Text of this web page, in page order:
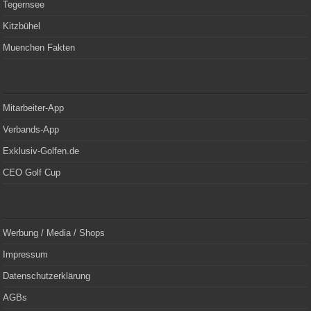
Tegernsee
Kitzbühel
Muenchen Fakten
Mitarbeiter-App
Verbands-App
Exklusiv-Golfen.de
CEO Golf Cup
Werbung / Media / Shops
Impressum
Datenschutzerklärung
AGBs